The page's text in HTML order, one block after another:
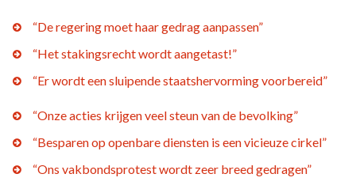
“De regering moet haar gedrag aanpassen”
“Het stakingsrecht wordt aangetast!”
“Er wordt een sluipende staatshervorming voorbereid”
“Onze acties krijgen veel steun van de bevolking”
“Besparen op openbare diensten is een vicieuze cirkel”
“Ons vakbondsprotest wordt zeer breed gedragen”